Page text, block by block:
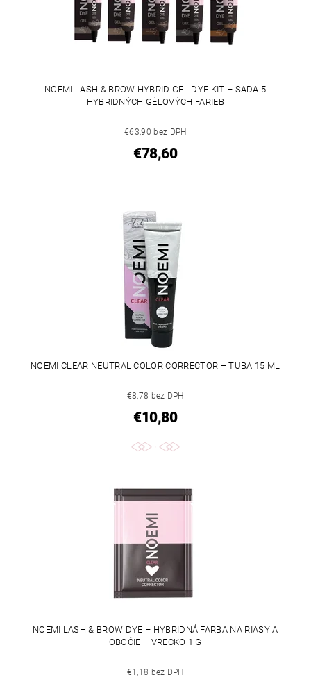
NOEMI LASH & BROW HYBRID GEL DYE KIT – SADA 5
HYBRIDNÝCH GÉLOVÝCH FARIEB
€63,90 bez DPH
€78,60
NOEMI CLEAR NEUTRAL COLOR CORRECTOR – TUBA 15 ML
€8,78 bez DPH
€10,80
NOEMI LASH & BROW DYE – HYBRIDNÁ FARBA NA RIASY A
OBOČIE – VRECKO 1 G
€1,18 bez DPH